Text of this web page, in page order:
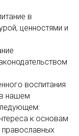
в
ценностями и
воспитания
нашем
к основам
православных